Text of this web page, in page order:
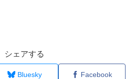
シェアする
Bluesky Facebook